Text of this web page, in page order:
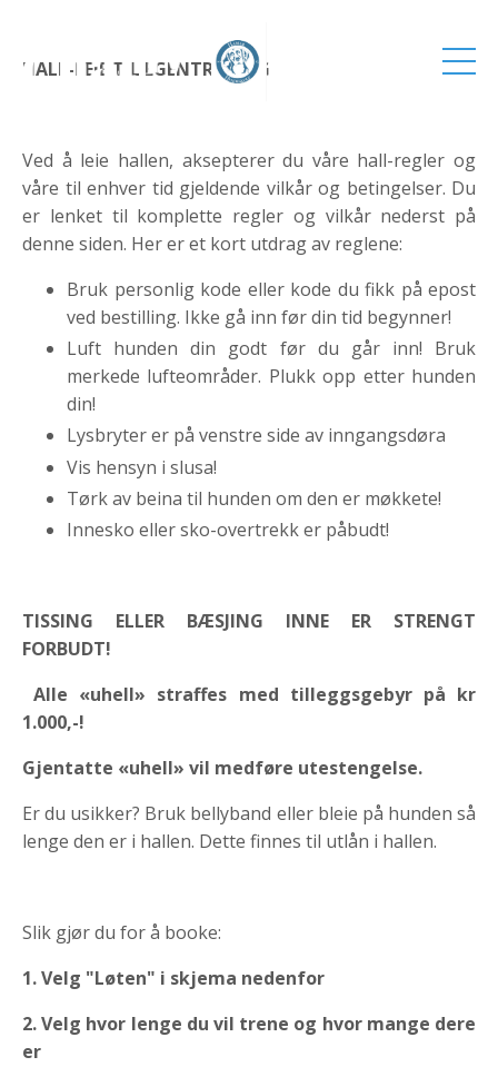
HALL-LEIE TIL EGENTRENING
Ved å leie hallen, aksepterer du våre hall-regler og
våre til enhver tid gjeldende vilkår og betingelser. Du
er lenket til komplette regler og vilkår nederst på
denne siden. Her er et kort utdrag av reglene:
Bruk personlig kode eller kode du fikk på epost
ved bestilling. Ikke gå inn før din tid begynner!
Luft hunden din godt før du går inn! Bruk
merkede lufteområder. Plukk opp etter hunden
din!
Lysbryter er på venstre side av inngangsdøra
Vis hensyn i slusa!
Tørk av beina til hunden om den er møkkete!
Innesko eller sko-overtrekk er påbudt!
TISSING ELLER BÆSJING INNE ER STRENGT
FORBUDT!
Alle «uhell» straffes med tilleggsgebyr på kr
1.000,-!
Gjentatte «uhell» vil medføre utestengelse.
Er du usikker? Bruk bellyband eller bleie på hunden så
lenge den er i hallen. Dette finnes til utlån i hallen.
Slik gjør du for å booke:
1. Velg "Løten" i skjema nedenfor
2. Velg hvor lenge du vil trene og hvor mange dere
er